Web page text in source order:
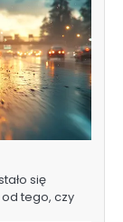
się
tego, czy